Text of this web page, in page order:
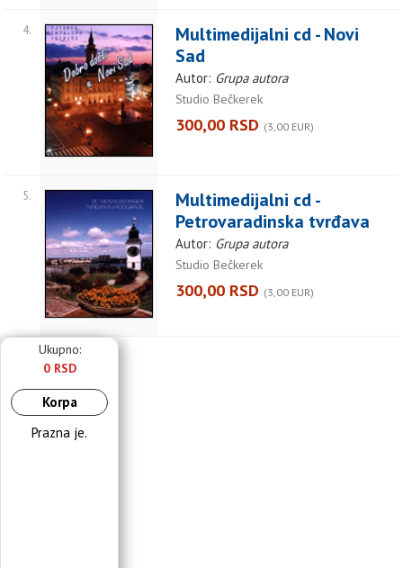
4.
Multimedijalni cd - Novi
Sad
Autor: Grupa autora
Studio Bečkerek
300,00 RSD (3,00 EUR)
5.
Multimedijalni cd -
Petrovaradinska tvrđava
Autor: Grupa autora
Studio Bečkerek
300,00 RSD (3,00 EUR)
Ukupno:
0 RSD
Korpa
Prazna je.